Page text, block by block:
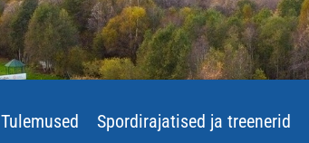
Tulemused Spordirajatised ja treenerid